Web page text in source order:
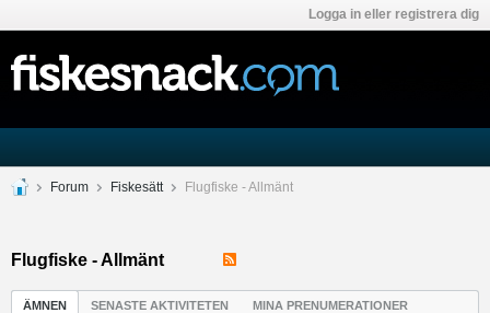
Logga in eller registrera dig
Forum Fiskesätt Flugfiske - Allmänt
Flugfiske - Allmänt
ÄMNEN SENASTE AKTIVITETEN MINA PRENUMERATIONER